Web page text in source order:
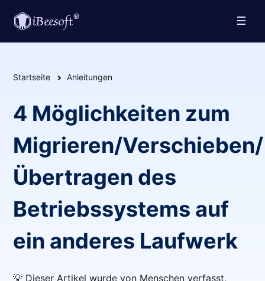
Startseite Anleitungen
4 Möglichkeiten zum
Migrieren/Verschieben/
Übertragen des
Betriebssystems auf
ein anderes Laufwerk
💡 Dieser Artikel wurde von Menschen verfasst,